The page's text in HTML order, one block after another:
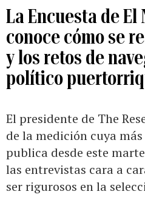
La Encuesta de El
conoce cómo se
y los retos de
político
El presidente de The
de la medición cuya
publica desde este
las entrevistas cara a
ser rigurosos en la